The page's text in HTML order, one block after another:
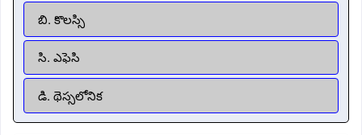
బి. కొలస్సి
సి. ఎఫెసి
డి. థెస్సలోనిక